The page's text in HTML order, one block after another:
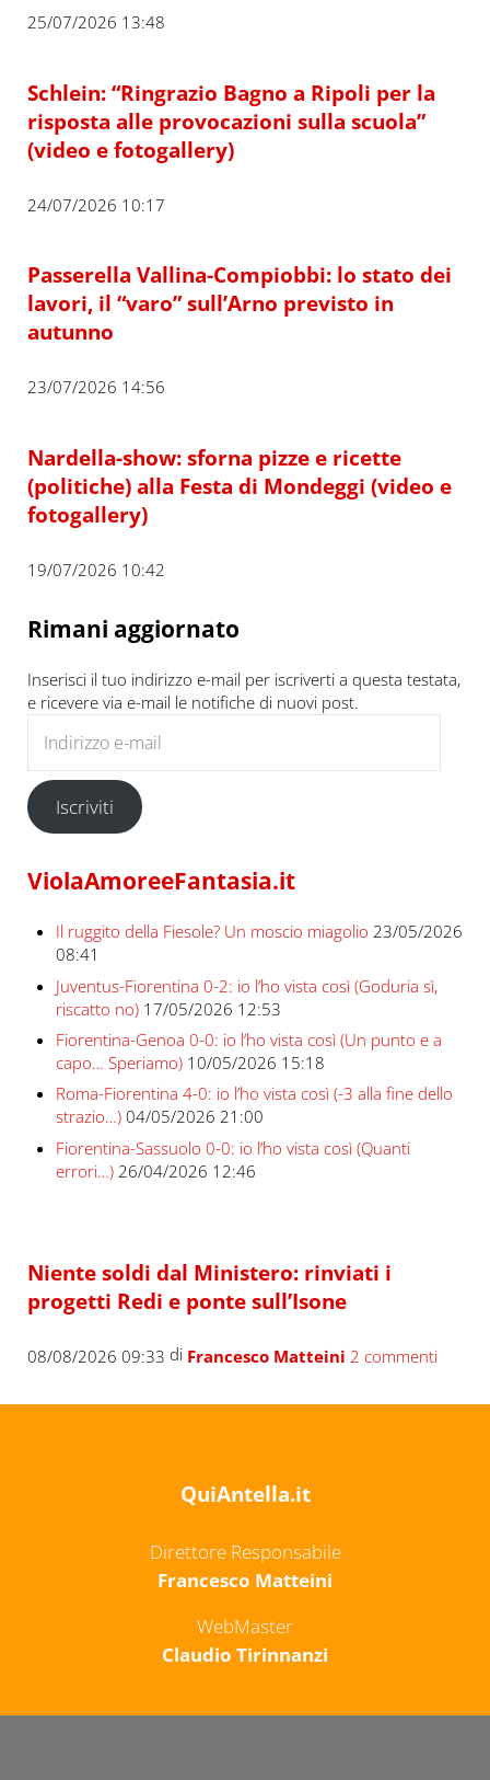
25/07/2026 13:48
Schlein: “Ringrazio Bagno a Ripoli per la
risposta alle provocazioni sulla scuola”
(video e fotogallery)
24/07/2026 10:17
Passerella Vallina-Compiobbi: lo stato dei
lavori, il “varo” sull’Arno previsto in
autunno
23/07/2026 14:56
Nardella-show: sforna pizze e ricette
(politiche) alla Festa di Mondeggi (video e
fotogallery)
19/07/2026 10:42
Rimani aggiornato
Inserisci il tuo indirizzo e-mail per iscriverti a questa testata,
e ricevere via e-mail le notifiche di nuovi post.
Iscriviti
ViolaAmoreeFantasia.it
Il ruggito della Fiesole? Un moscio miagolio 23/05/2026
08:41
Juventus-Fiorentina 0-2: io l’ho vista così (Goduria sì,
riscatto no) 17/05/2026 12:53
Fiorentina-Genoa 0-0: io l’ho vista così (Un punto e a
capo… Speriamo) 10/05/2026 15:18
Roma-Fiorentina 4-0: io l’ho vista così (-3 alla fine dello
strazio…) 04/05/2026 21:00
Fiorentina-Sassuolo 0-0: io l’ho vista così (Quanti
errori…) 26/04/2026 12:46
Niente soldi dal Ministero: rinviati i
progetti Redi e ponte sull’Isone
08/08/2026 09:33 di Francesco Matteini 2 commenti
QuiAntella.it
Direttore Responsabile
Francesco Matteini
WebMaster
Claudio Tirinnanzi